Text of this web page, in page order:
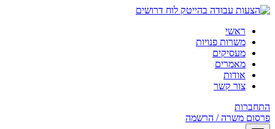
לוח דרושים
ראשי
משרות פנויות
מעסיקים
מאמרים
אודות
צור קשר
התחברות
פרסום משרה / הרשמה